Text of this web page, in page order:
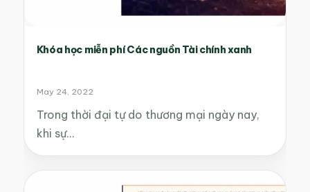
Khóa học miễn phí Các nguồn Tài chính xanh
May 24, 2022
Trong thời đại tự do thương mại ngày nay,
khi sự…